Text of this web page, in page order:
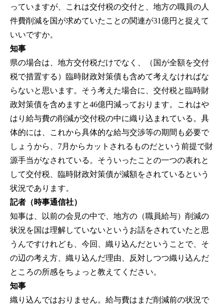
っていますが、これは交付税の交付と、地方の職員の人
件費削減を国が求めていたことの関連が31億円と捉えて
いいですか。
知事
県の場合は、地方交付税だけでなく、（国が全額を交付
税で措置する）臨時財政対策債も含めて考えなければな
らないと思います。そう考えた場合に、交付税と臨時財
政対策債を含めますと46億円減っております。これはや
はり給与費の削減が交付税の中に織り込まれている。具
体的には、これから具体的な給与交渉等の期間も必要で
しょうから、7月からカットされるものだという前提で財
源手当がなされている。そういったことの一つの表れと
して交付税、臨時財政対策債が減額をされているという
状況であります。
記者（時事通信社）
知事は、以前の会見の中で、地方の（職員給与）削減の
状況を国は理解していないというお話をされていたと思
うんですけれども、今回、織り込んだということで、そ
の辺の考え方、織り込んだ理由、反対しつつ織り込んだ
ところの所感をちょっと教えてください。
知事
織り込んではおりません。給与費はまだ削減前の状況で